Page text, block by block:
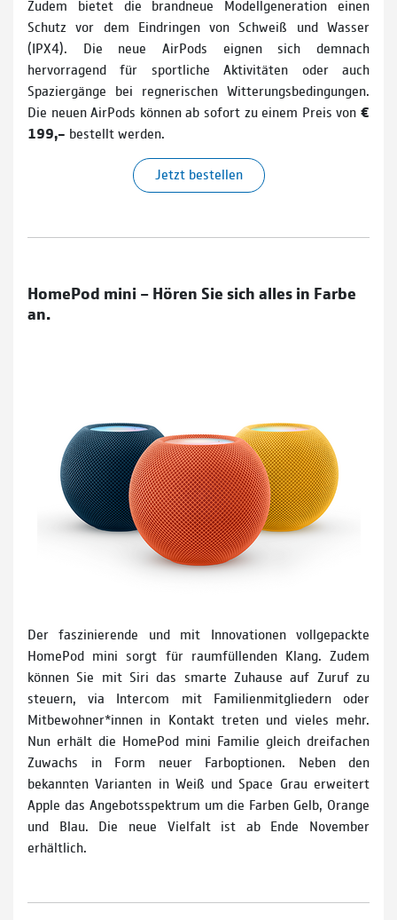
Zudem bietet die brandneue Modellgeneration einen
Schutz vor dem Eindringen von Schweiß und Wasser
(IPX4). Die neue AirPods eignen sich demnach
hervorragend für sportliche Aktivitäten oder auch
Spaziergänge bei regnerischen Witterungsbedingungen.
Die neuen AirPods können ab sofort zu einem Preis von €
199,– bestellt werden.
Jetzt bestellen
HomePod mini – Hören Sie sich alles in Farbe
an.
Der faszinierende und mit Innovationen vollgepackte
HomePod mini sorgt für raumfüllenden Klang. Zudem
können Sie mit Siri das smarte Zuhause auf Zuruf zu
steuern, via Intercom mit Familien­mitgliedern oder
Mitbewoh­ner*innen in Kontakt treten und vieles mehr.
Nun erhält die HomePod mini Familie gleich dreifachen
Zuwachs in Form neuer Farboptionen. Neben den
bekannten Varianten in Weiß und Space Grau erweitert
Apple das Angebots­spektrum um die Farben Gelb, Orange
und Blau. Die neue Vielfalt ist ab Ende November
erhältlich.